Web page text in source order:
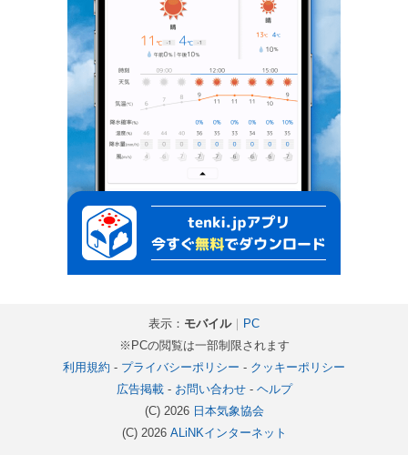
表示： モバイル｜ PC
※PCの閲覧は一部制限されます
利用規約 - プライバシーポリシー - クッキーポリシー
広告掲載- お問い合わせ- ヘルプ
(C) 2026 日本気象協会
(C) 2026 ALiNKインターネット